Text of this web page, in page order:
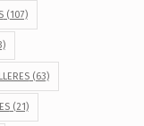
(107)
(63)
(21)